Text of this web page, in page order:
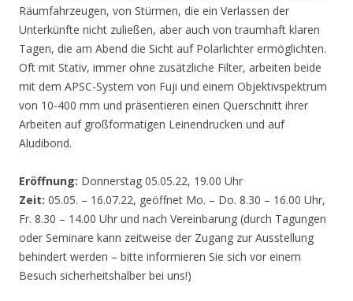
Räumfahrzeugen, von Stürmen, die ein Verlassen der
Unterkünfte nicht zuließen, aber auch von traumhaft klaren
Tagen, die am Abend die Sicht auf Polarlichter ermöglichten.
Oft mit Stativ, immer ohne zusätzliche Filter, arbeiten beide
mit dem APSC-System von Fuji und einem Objektivspektrum
von 10-400 mm und präsentieren einen Querschnitt ihrer
Arbeiten auf großformatigen Leinendrucken und auf
Aludibond.
Eröffnung: Donnerstag 05.05.22, 19.00 Uhr
Zeit: 05.05. – 16.07.22, geöffnet Mo. – Do. 8.30 – 16.00 Uhr,
Fr. 8.30 – 14.00 Uhr und nach Vereinbarung (durch Tagungen
oder Seminare kann zeitweise der Zugang zur Ausstellung
behindert werden – bitte informieren Sie sich vor einem
Besuch sicherheitshalber bei uns!)